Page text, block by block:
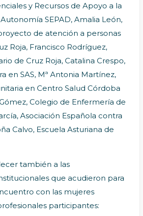
y Recursos de Apoyo a la
SEPAD, Amalia León,
de atención a personas
Roja, Francisco Rodríguez,
de Cruz Roja, Catalina Crespo,
en SAS, Mª Antonia Martínez,
en Centro Salud Córdoba
Colegio de Enfermería de
Asociación Española contra
Calvo, Escuela Asturiana de
también a las
que acudieron para
con las mujeres
participantes: